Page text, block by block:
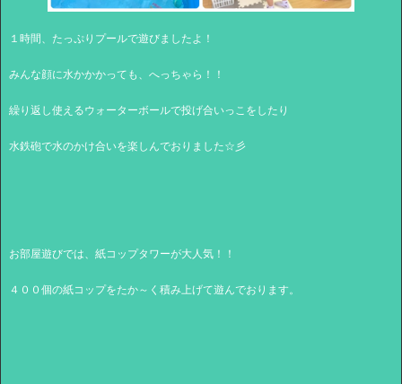
１時間、たっぷりプールで遊びましたよ！
みんな顔に水かかかっても、へっちゃら！！
繰り返し使えるウォーターボールで投げ合いっこをしたり
水鉄砲で水のかけ合いを楽しんでおりました☆彡
お部屋遊びでは、紙コップタワーが大人気！！
４００個の紙コップをたか～く積み上げて遊んでおります。